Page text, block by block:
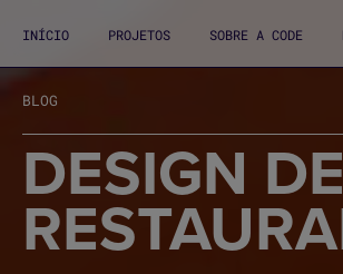
INÍCIO PROJETOS SOBRE A CODE
BLOG
DESIGN